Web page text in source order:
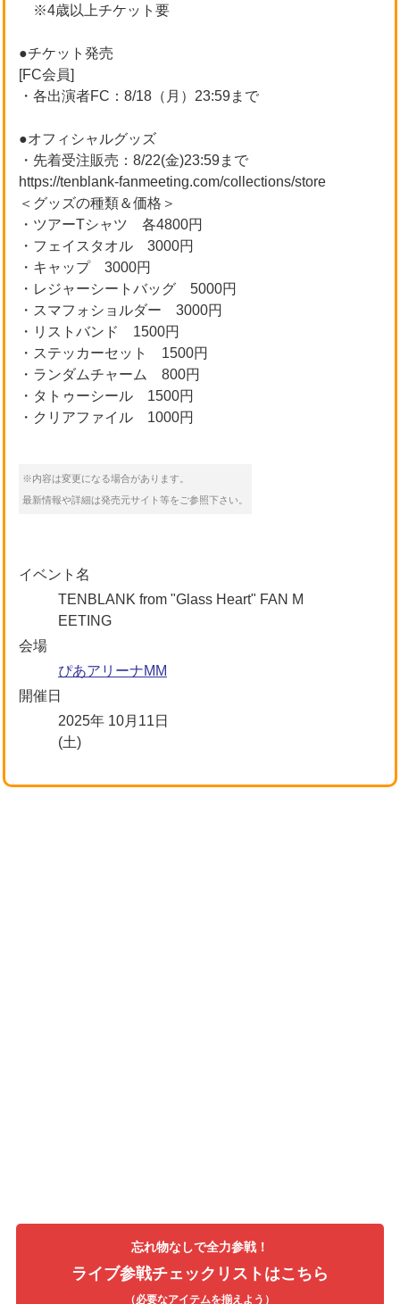
※4歳以上チケット要
●チケット発売
[FC会員]
・各出演者FC：8/18（月）23:59まで
●オフィシャルグッズ
・先着受注販売：8/22(金)23:59まで
https://tenblank-fanmeeting.com/collections/store
＜グッズの種類＆価格＞
・ツアーTシャツ 各4800円
・フェイスタオル 3000円
・キャップ 3000円
・レジャーシートバッグ 5000円
・スマフォショルダー 3000円
・リストバンド 1500円
・ステッカーセット 1500円
・ランダムチャーム 800円
・タトゥーシール 1500円
・クリアファイル 1000円
※内容は変更になる場合があります。
最新情報や詳細は発売元サイト等をご参照下さい。
イベント名
TENBLANK from "Glass Heart" FAN M
EETING
会場
ぴあアリーナMM
開催日
2025年 10月11日
(土)
忘れ物なしで全力参戦！
ライブ参戦チェックリストはこちら
（必要なアイテムを揃えよう）